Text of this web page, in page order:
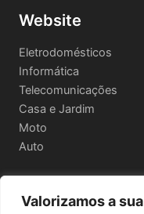
Valorizamos a
Website
Eletrodomésticos
Informática
Telecomunicações
Casa e Jardim
Moto
Auto
Informações